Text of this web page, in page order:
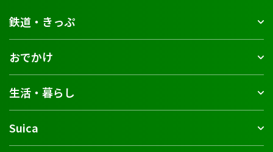
鉄道・きっぷ
おでかけ
生活・暮らし
Suica